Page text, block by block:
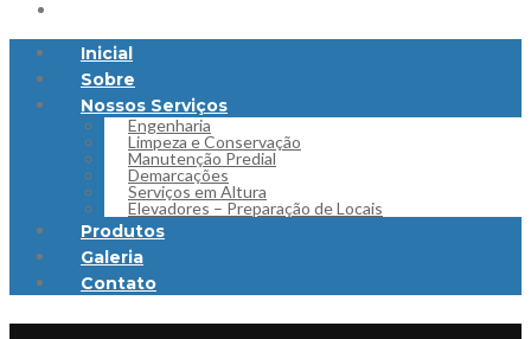
Inicial
Sobre
Nossos Serviços
Engenharia
Limpeza e Conservação
Manutenção Predial
Demarcações
Serviços em Altura
Elevadores – Preparação de Locais
Produtos
Galeria
Contato